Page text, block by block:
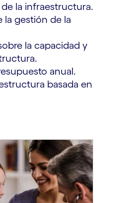
la infraestructura.
la gestión de la
la capacidad y
anual.
basada en